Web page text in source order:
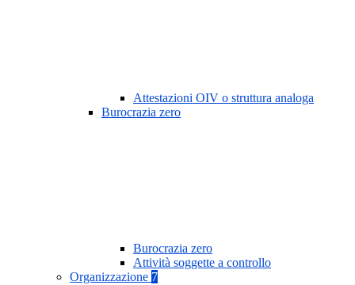
Attestazioni OIV o struttura analoga
Burocrazia zero
Burocrazia zero
Attività soggette a controllo
Organizzazione 7